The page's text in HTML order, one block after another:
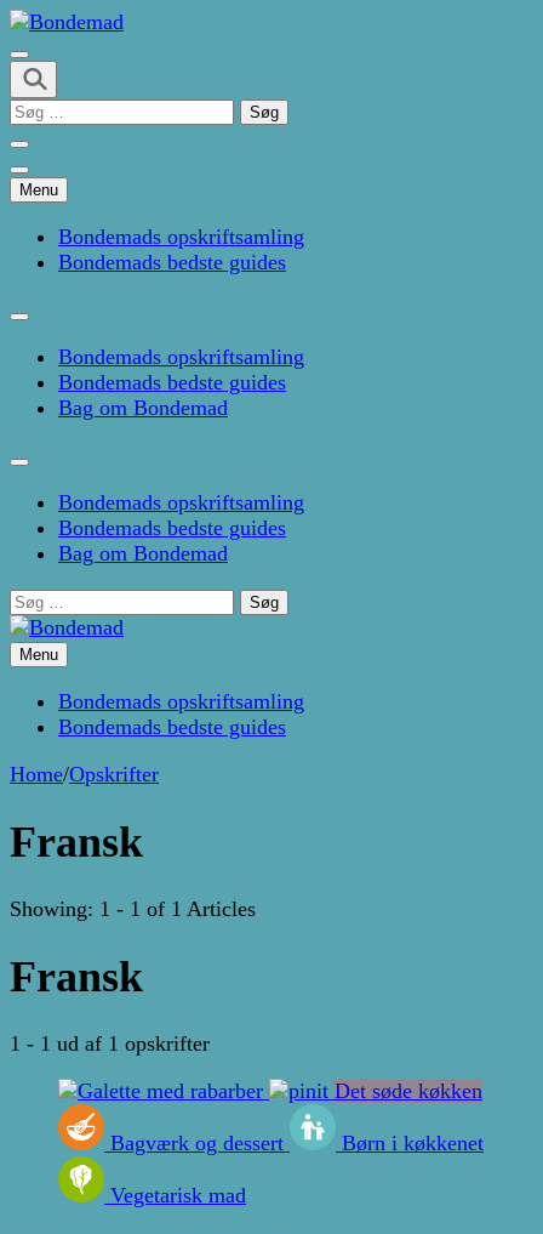
Skip
to
content
(Press
Enter)
Bondemad
Kage- og madblog af Pernille Janbæk
Søg
Menu
Bondemads opskriftsamling
Bondemads bedste guides
Bondemads opskriftsamling
Bondemads bedste guides
Bag om Bondemad
Bondemads opskriftsamling
Bondemads bedste guides
Bag om Bondemad
Søg
efter:
Bondemad
Kage- og madblog af Pernille Janbæk
Menu
Bondemads opskriftsamling
Bondemads bedste guides
Home/Opskrifter
Fransk
Showing: 1 - 1 of 1 Articles
Fransk
1 - 1 ud af 1 opskrifter
Det søde køkken
Bagværk og dessert Børn i køkkenet
Vegetarisk mad